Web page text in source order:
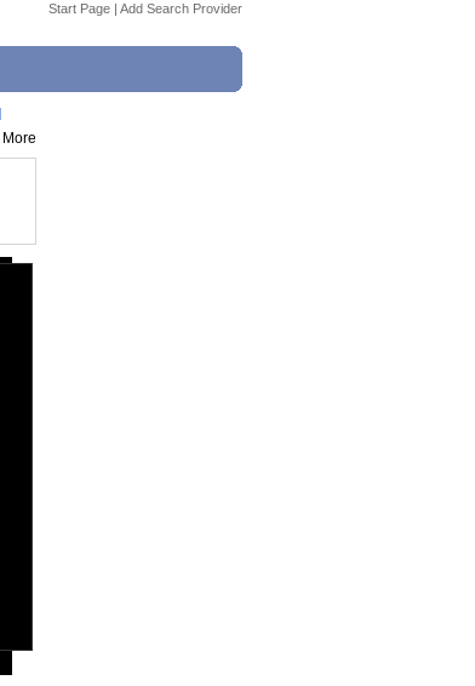
Start Page | Add Search Provider
More